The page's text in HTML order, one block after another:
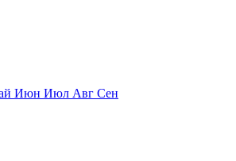
Июн Июл Авг Сен